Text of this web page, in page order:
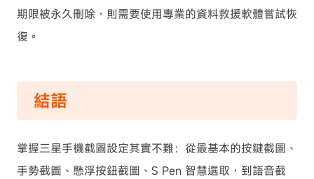
期限被永久刪除，則需要使用專業的資料救援軟體嘗試恢
復。
結語
掌握三星手機截圖設定其實不難：從最基本的按鍵截圖、
手勢截圖、懸浮按鈕截圖、S Pen 智慧選取，到語音截